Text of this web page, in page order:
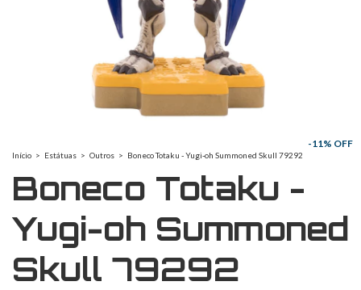
Início > Estátuas > Outros > Boneco Totaku - Yugi-oh Summoned Skull 79292
Boneco Totaku -
Yugi-oh Summoned
Skull 79292
-11 % OFF